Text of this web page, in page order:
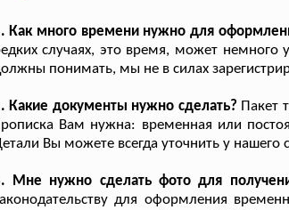
Как много времени нужно для
случаях, это время, может немного
понимать, мы не в силах
Какие документы нужно сделать? Пакет
Вам нужна: временная или
Вы можете всегда уточнить у
Мне нужно сделать фото для
для оформления